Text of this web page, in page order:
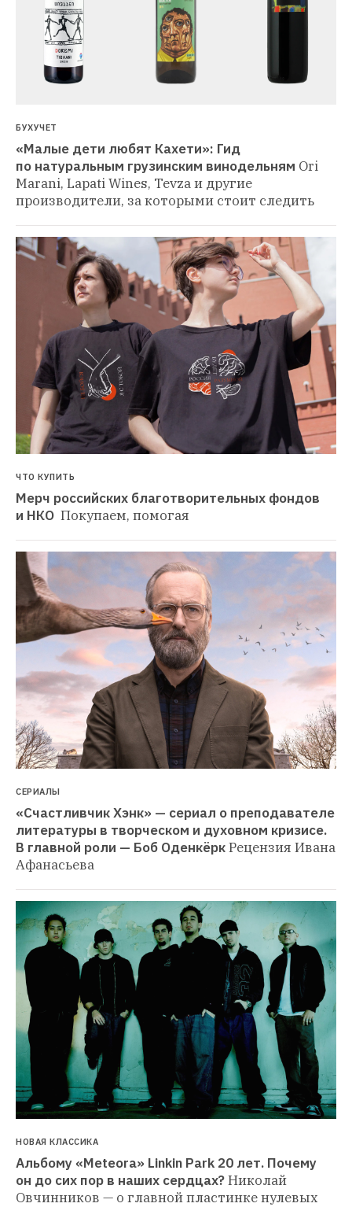
БУХУЧЕТ
«Малые дети любят Кахети»: Гид
по натуральным грузинским винодельням Ori
Marani, Lapati Wines, Tevza и другие
производители, за которыми стоит следить
ЧТО КУПИТЬ
Мерч российских благотворительных фондов
и НКО Покупаем, помогая
СЕРИАЛЫ
«Счастливчик Хэнк» — сериал о преподавателе
литературы в творческом и духовном кризисе.
В главной роли — Боб ОденкёркРецензия Ивана
Афанасьева
НОВАЯ КЛАССИКА
Альбому «Meteora» Linkin Park 20 лет. Почему
он до сих пор в наших сердцах?Николай
Овчинников — о главной пластинке нулевых